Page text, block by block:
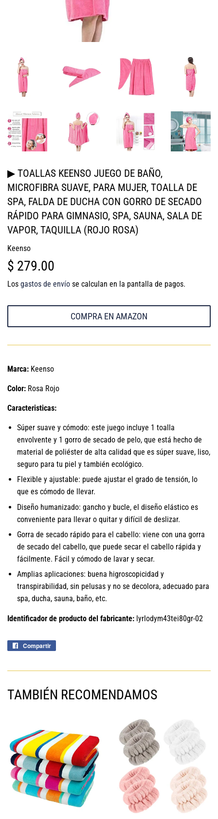
▶ TOALLAS KEENSO JUEGO DE BAÑO,
MICROFIBRA SUAVE, PARA MUJER, TOALLA DE
SPA, FALDA DE DUCHA CON GORRO DE SECADO
RÁPIDO PARA GIMNASIO, SPA, SAUNA, SALA DE
VAPOR, TAQUILLA (ROJO ROSA)
Keenso
$ 279.00
279.00
Los gastos de envío se calculan en la pantalla de pagos.
COMPRA EN AMAZON
Marca: Keenso
Color: Rosa Rojo
Caracteristicas:
Súper suave y cómodo: este juego incluye 1 toalla
envolvente y 1 gorro de secado de pelo, que está hecho de
material de poliéster de alta calidad que es súper suave, liso,
seguro para tu piel y también ecológico.
Flexible y ajustable: puede ajustar el grado de tensión, lo
que es cómodo de llevar.
Diseño humanizado: gancho y bucle, el diseño elástico es
conveniente para llevar o quitar y difícil de deslizar.
Gorra de secado rápido para el cabello: viene con una gorra
de secado del cabello, que puede secar el cabello rápida y
fácilmente. Fácil y cómodo de lavar y secar.
Amplias aplicaciones: buena higroscopicidad y
transpirabilidad, sin pelusas y no se decolora, adecuado para
spa, ducha, sauna, baño, etc.
Identificador de producto del fabricante: lyrlodym43tei80gr-02
Compartir
TAMBIÉN RECOMENDAMOS